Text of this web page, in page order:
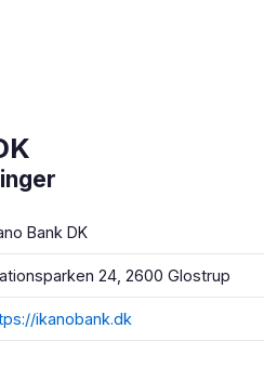
Bank DK
24, 2600 Glostrup
ikanobank.dk